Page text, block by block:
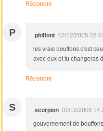
Répondre
P philfont 02/12/2005
les vrais bouffons c'est
avec eux et tu changeras
Répondre
S scorpion 02/12/2005
gouvernement de